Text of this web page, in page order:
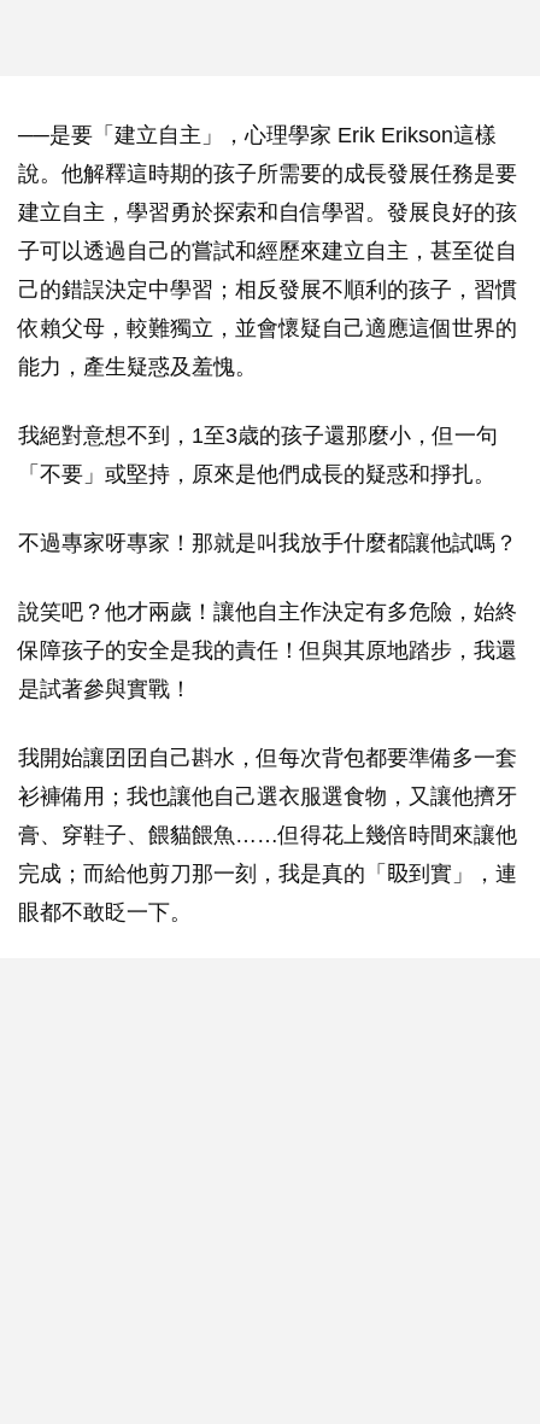
──是要「建立自主」，心理學家 Erik Erikson這樣
說。他解釋這時期的孩子所需要的成長發展任務是要
建立自主，學習勇於探索和自信學習。發展良好的孩
子可以透過自己的嘗試和經歷來建立自主，甚至從自
己的錯誤決定中學習；相反發展不順利的孩子，習慣
依賴父母，較難獨立，並會懷疑自己適應這個世界的
能力，產生疑惑及羞愧。
我絕對意想不到，1至3歳的孩子還那麼小，但一句
「不要」或堅持，原來是他們成長的疑惑和掙扎。
不過專家呀專家！那就是叫我放手什麼都讓他試嗎？
說笑吧？他才兩歲！讓他自主作決定有多危險，始終
保障孩子的安全是我的責任！但與其原地踏步，我還
是試著參與實戰！
我開始讓囝囝自己斟水，但每次背包都要準備多一套
衫褲備用；我也讓他自己選衣服選食物，又讓他擠牙
膏、穿鞋子、餵貓餵魚……但得花上幾倍時間來讓他
完成；而給他剪刀那一刻，我是真的「𥄫到實」，連
眼都不敢眨一下。